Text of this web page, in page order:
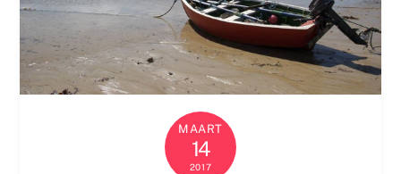
MAART
14
2017